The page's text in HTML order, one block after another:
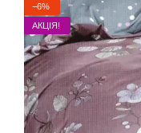
−6%
АКЦІЯ!